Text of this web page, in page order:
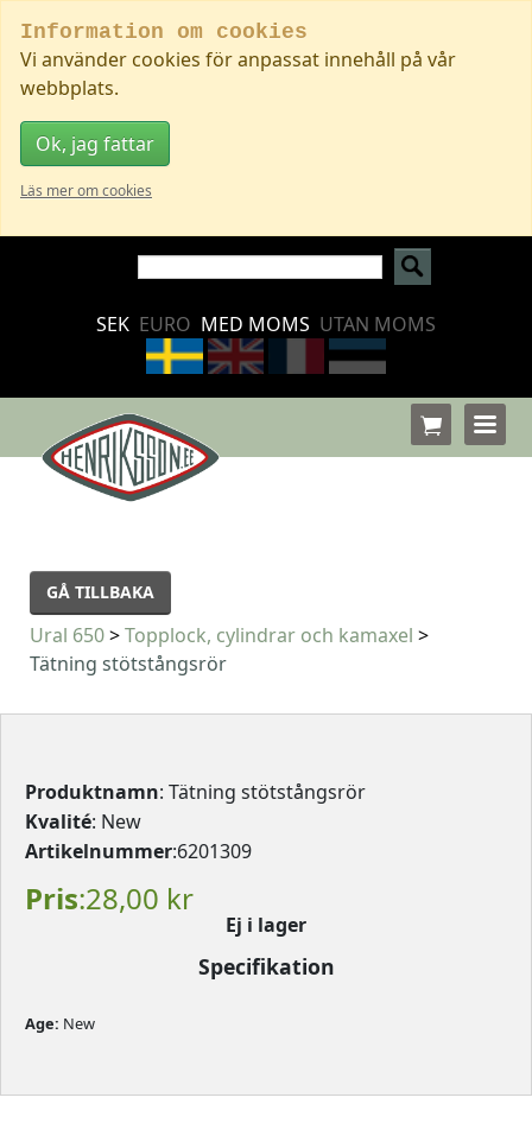
Information om cookies
Vi använder cookies för anpassat innehåll på vår
webbplats.
Ok, jag fattar
Läs mer om cookies
SEK EURO MED MOMS UTAN MOMS
GÅ TILLBAKA
Ural 650>Topplock, cylindrar och kamaxel >
Tätning stötstångsrör
Produktnamn: Tätning stötstångsrör
Kvalité: New
Artikelnummer:6201309
Pris:28,00 kr
Ej i lager
Specifikation
Age: New